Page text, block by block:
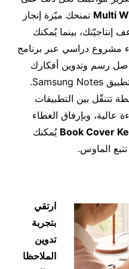
Multi تمنحك ميّزة إنجاز
بينما يُمكنك
مشروع دراسي عبر برنامج
رسم وتدوين أفكارك
الجديدة في مستند منفصل عبر تطبيق Samsung Notes.
تتنقّل بين التطبيقات
عالية، وبإرفاق الغطاء
Book Cover يُمكنك
الماوس.
ارتقي
بتجربة
تدوين
الملاحظا